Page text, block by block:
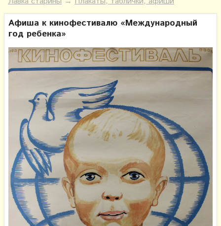
Афиша к кинофестивалю «Международный
год ребенка»